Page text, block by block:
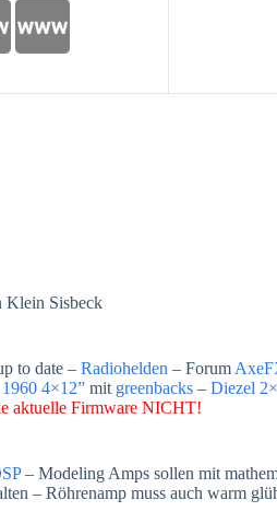
Klein Sisbeck
to date – Radiohelden – Forum
1960 4×12” mit greenbacks – Diezel
aktuelle Firmware NICHT!
– Modeling Amps sollen mit
– Röhrenamp muss auch warm